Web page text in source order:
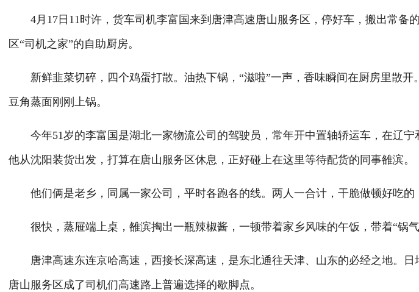
4月17日11时许，货车司机李富国来到唐津高速唐山服务区，停好车，搬出常备
区“司机之家”的自助厨房。
新鲜韭菜切碎，四个鸡蛋打散。油热下锅，“滋啦”一声，香味瞬间在厨房里散开
豆角蒸面刚刚上锅。
今年51岁的李富国是湖北一家物流公司的驾驶员，常年开中置轴轿运车，在辽宁
他从沈阳装货出发，打算在唐山服务区休息，正好碰上在这里等待配货的同事雒滨。
他们俩是老乡，同属一家公司，平时各跑各的线。两人一合计，干脆做顿好吃的
很快，蒸屉端上桌，雒滨掏出一瓶辣椒酱，一顿带着家乡风味的午饭，带着“锅气
唐津高速东连京哈高速，西接长深高速，是东北通往天津、山东的必经之地。日
唐山服务区成了司机们高速路上普遍选择的歇脚点。